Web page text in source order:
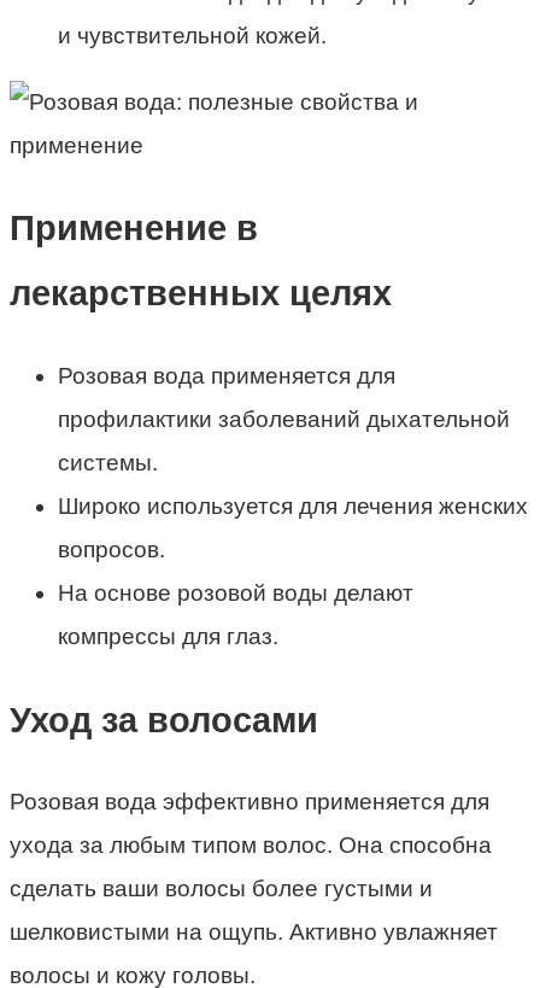
и чувствительной кожей.
Применение в
лекарственных целях
Розовая вода применяется для
профилактики заболеваний дыхательной
системы.
Широко используется для лечения женских
вопросов.
На основе розовой воды делают
компрессы для глаз.
Уход за волосами
Розовая вода эффективно применяется для
ухода за любым типом волос. Она способна
сделать ваши волосы более густыми и
шелковистыми на ощупь. Активно увлажняет
волосы и кожу головы.